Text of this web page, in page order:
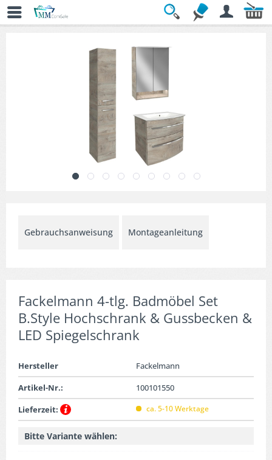
Übersicht
Gebrauchsanweisung Montageanleitung
Fackelmann 4-tlg. Badmöbel Set
B.Style Hochschrank & Gussbecken &
LED Spiegelschrank
Hersteller
Fackelmann
Artikel-Nr.:
100101550
Lieferzeit:
ca. 5-10 Werktage
Bitte Variante wählen: